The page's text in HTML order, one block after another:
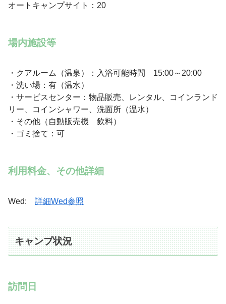
オートキャンプサイト：20
場内施設等
・クアルーム（温泉）：入浴可能時間 15:00～20:00
・洗い場：有（温水）
・サービスセンター：物品販売、レンタル、コインランド
リー、コインシャワー、洗面所（温水）
・その他（自動販売機 飲料）
・ゴミ捨て：可
利用料金、その他詳細
Wed: 詳細Wed参照
キャンプ状況
訪問日